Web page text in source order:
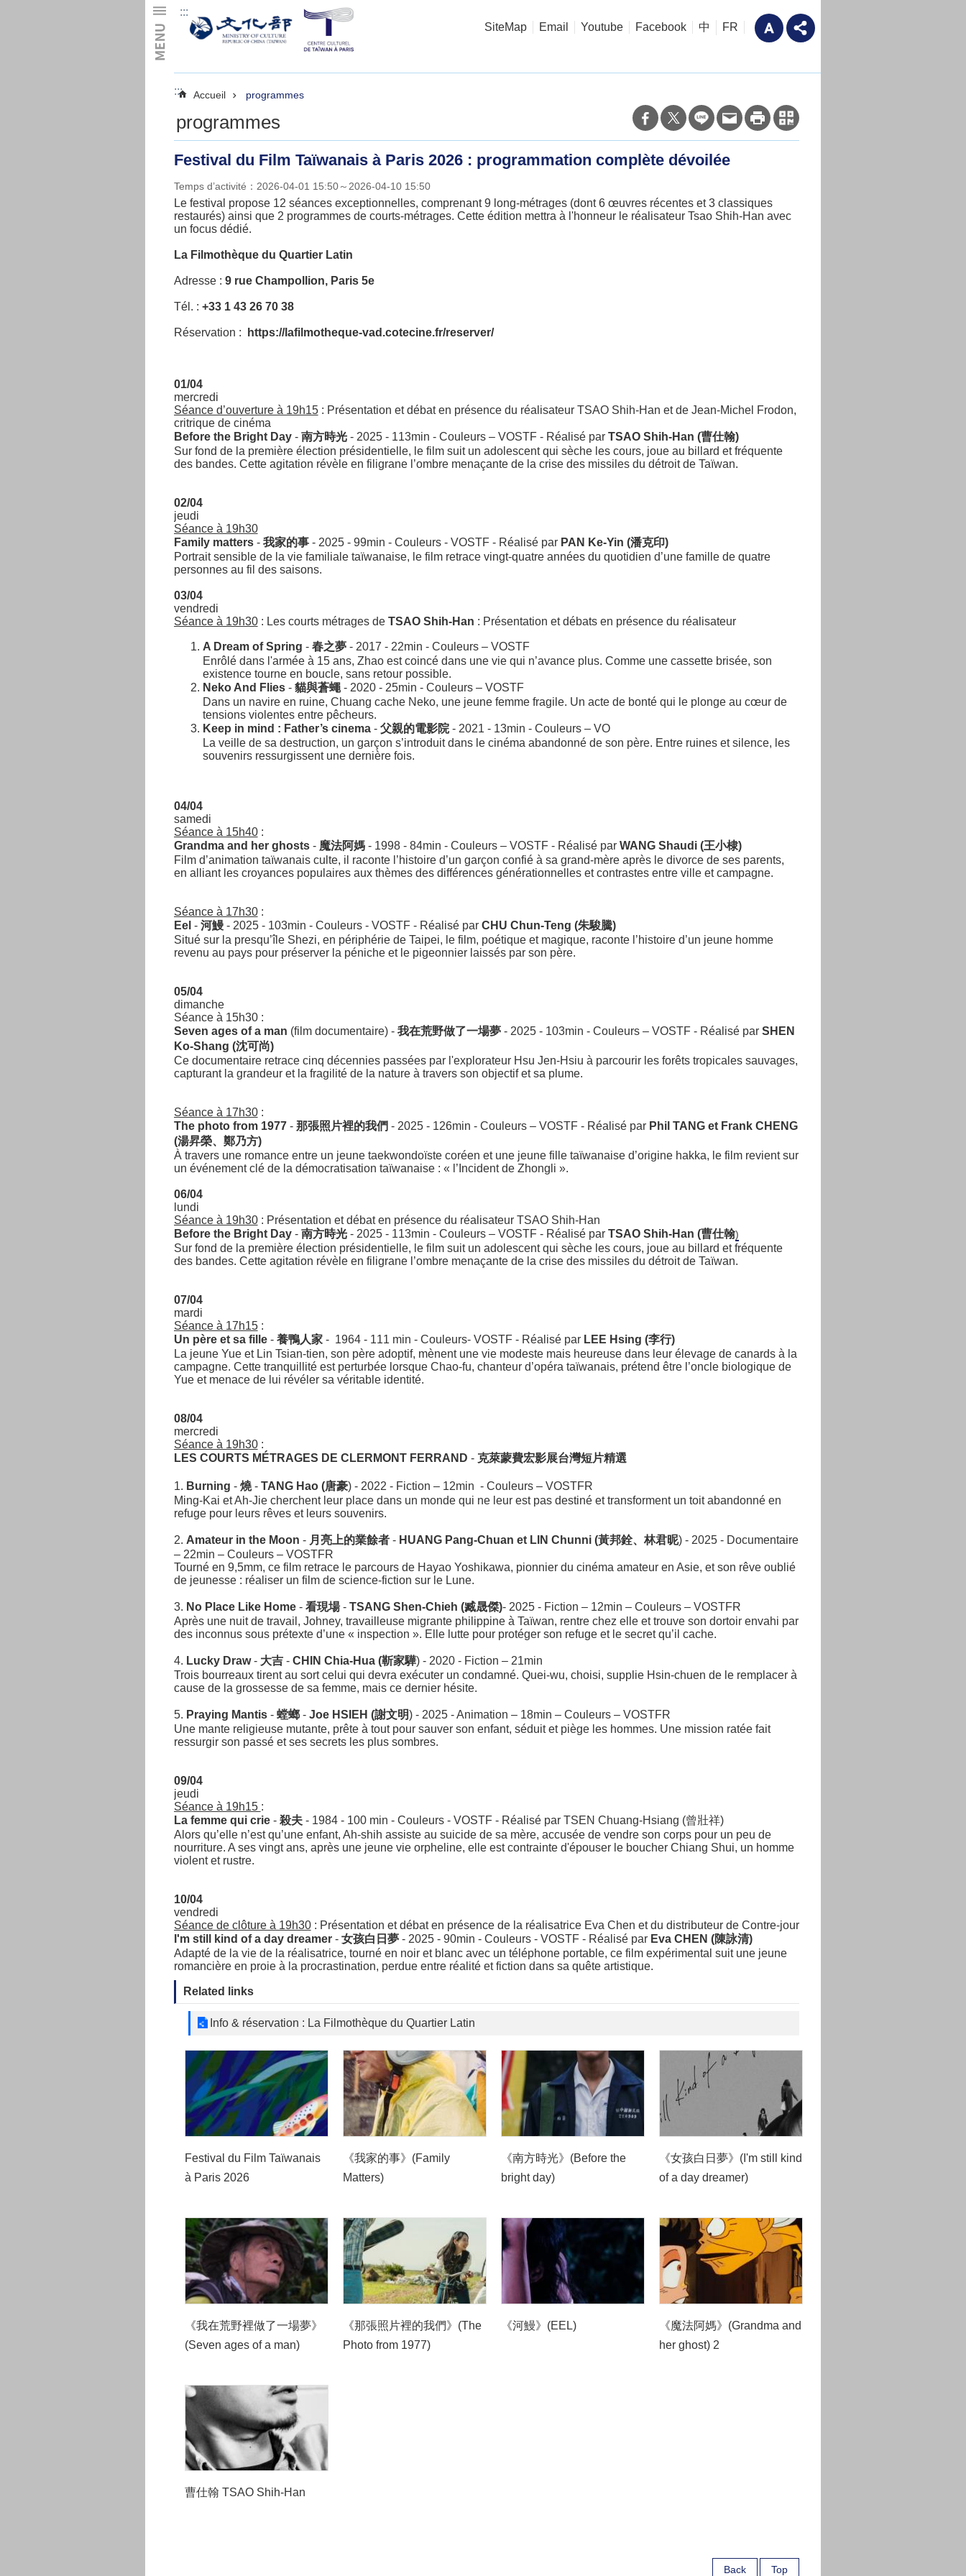
:::
SiteMap
Email Youtube Facebook 中 FR
::: Accueil programmes
programmes
Festival du Film Taïwanais à Paris 2026 : programmation complète dévoilée
Temps d’activité：2026-04-01 15:50～2026-04-10 15:50
Le festival propose 12 séances exceptionnelles, comprenant 9 long-métrages (dont 6 œuvres récentes et 3 classiques
restaurés) ainsi que 2 programmes de courts-métrages. Cette édition mettra à l'honneur le réalisateur Tsao Shih-Han avec
un focus dédié.
La Filmothèque du Quartier Latin
Adresse : 9 rue Champollion, Paris 5e
Tél. : +33 1 43 26 70 38
Réservation : https://lafilmotheque-vad.cotecine.fr/reserver/
01/04
mercredi
Séance d’ouverture à 19h15: Présentation et débat en présence du réalisateur TSAO Shih-Han et de Jean-Michel Frodon,
critrique de cinéma
Before the Bright Day- 南方時光- 2025 - 113min - Couleurs – VOSTF - Réalisé parTSAO Shih-Han (曹仕翰)
Sur fond de la première élection présidentielle, le film suit un adolescent qui sèche les cours, joue au billard et fréquente
des bandes. Cette agitation révèle en filigrane l’ombre menaçante de la crise des missiles du détroit de Taïwan.
02/04
jeudi
Séance à 19h30
Family matters- 我家的事- 2025 - 99min - Couleurs - VOSTF - Réalisé par PAN Ke-Yin (潘克印)
Portrait sensible de la vie familiale taïwanaise, le film retrace vingt-quatre années du quotidien d’une famille de quatre
personnes au fil des saisons.
03/04
vendredi
Séance à 19h30: Les courts métrages de TSAO Shih-Han : Présentation et débats en présence du réalisateur
A Dream of Spring - 春之夢- 2017 - 22min - Couleurs – VOSTF
Enrôlé dans l'armée à 15 ans, Zhao est coincé dans une vie qui n’avance plus. Comme une cassette brisée, son
existence tourne en boucle, sans retour possible.
Neko And Flies- 貓與蒼蠅- 2020 - 25min - Couleurs – VOSTF
Dans un navire en ruine, Chuang cache Neko, une jeune femme fragile. Un acte de bonté qui le plonge au cœur de
tensions violentes entre pêcheurs.
Keep in mind : Father’s cinema- 父親的電影院- 2021 - 13min - Couleurs – VO
La veille de sa destruction, un garçon s’introduit dans le cinéma abandonné de son père. Entre ruines et silence, les
souvenirs ressurgissent une dernière fois.
04/04
samedi
Séance à 15h40:
Grandma and her ghosts- 魔法阿媽- 1998 - 84min - Couleurs – VOSTF - Réalisé par WANG Shaudi (王小棣)
Film d’animation taïwanais culte, il raconte l’histoire d’un garçon confié à sa grand-mère après le divorce de ses parents,
en alliant les croyances populaires aux thèmes des différences générationnelles et contrastes entre ville et campagne.
Séance à 17h30:
Eel - 河鰻- 2025 - 103min - Couleurs - VOSTF - Réalisé par CHU Chun-Teng (朱駿騰)
Situé sur la presqu’île Shezi, en périphérie de Taipei, le film, poétique et magique, raconte l’histoire d’un jeune homme
revenu au pays pour préserver la péniche et le pigeonnier laissés par son père.
05/04
dimanche
Séance à 15h30 :
Seven ages of a man (film documentaire) - 我在荒野做了一場夢- 2025 - 103min - Couleurs – VOSTF - Réalisé par SHEN
Ko-Shang (沈可尚)
Ce documentaire retrace cinq décennies passées par l'explorateur Hsu Jen-Hsiu à parcourir les forêts tropicales sauvages,
capturant la grandeur et la fragilité de la nature à travers son objectif et sa plume.
Séance à 17h30:
The photo from 1977- 那張照片裡的我們 - 2025 - 126min - Couleurs – VOSTF - Réalisé par Phil TANG et Frank CHENG
(湯昇榮、鄭乃方)
À travers une romance entre un jeune taekwondoïste coréen et une jeune fille taïwanaise d’origine hakka, le film revient sur
un événement clé de la démocratisation taïwanaise : « l’Incident de Zhongli ».
06/04
lundi
Séance à 19h30: Présentation et débat en présence du réalisateur TSAO Shih-Han
Before the Bright Day- 南方時光- 2025 - 113min - Couleurs – VOSTF - Réalisé par TSAO Shih-Han (曹仕翰)
Sur fond de la première élection présidentielle, le film suit un adolescent qui sèche les cours, joue au billard et fréquente
des bandes. Cette agitation révèle en filigrane l’ombre menaçante de la crise des missiles du détroit de Taïwan.
07/04
mardi
Séance à 17h15:
Un père et sa fille- 養鴨人家- 1964 - 111 min - Couleurs- VOSTF - Réalisé par LEE Hsing (李行)
La jeune Yue et Lin Tsian-tien, son père adoptif, mènent une vie modeste mais heureuse dans leur élevage de canards à la
campagne. Cette tranquillité est perturbée lorsque Chao-fu, chanteur d’opéra taïwanais, prétend être l’oncle biologique de
Yue et menace de lui révéler sa véritable identité.
08/04
mercredi
Séance à 19h30:
LES COURTS MÉTRAGES DE CLERMONT FERRAND - 克萊蒙費宏影展台灣短片精選
1. Burning - 燒- TANG Hao (唐豪) - 2022 - Fiction – 12min - Couleurs – VOSTFR
Ming-Kai et Ah-Jie cherchent leur place dans un monde qui ne leur est pas destiné et transforment un toit abandonné en
refuge pour leurs rêves et leurs souvenirs.
2. Amateur in the Moon - 月亮上的業餘者- HUANG Pang-Chuan et LIN Chunni (黃邦銓、林君昵) - 2025 - Documentaire
– 22min – Couleurs – VOSTFR
Tourné en 9,5mm, ce film retrace le parcours de Hayao Yoshikawa, pionnier du cinéma amateur en Asie, et son rêve oublié
de jeunesse : réaliser un film de science-fiction sur le Lune.
3. No Place Like Home- 看現場- TSANG Shen-Chieh (臧晟傑)- 2025 - Fiction – 12min – Couleurs – VOSTFR
Après une nuit de travail, Johney, travailleuse migrante philippine à Taïwan, rentre chez elle et trouve son dortoir envahi par
des inconnus sous prétexte d’une « inspection ». Elle lutte pour protéger son refuge et le secret qu’il cache.
4. Lucky Draw- 大吉- CHIN Chia-Hua (靳家驊) - 2020 - Fiction – 21min
Trois bourreaux tirent au sort celui qui devra exécuter un condamné. Quei-wu, choisi, supplie Hsin-chuen de le remplacer à
cause de la grossesse de sa femme, mais ce dernier hésite.
5. Praying Mantis- 螳螂- Joe HSIEH (謝文明) - 2025 - Animation – 18min – Couleurs – VOSTFR
Une mante religieuse mutante, prête à tout pour sauver son enfant, séduit et piège les hommes. Une mission ratée fait
ressurgir son passé et ses secrets les plus sombres.
09/04
jeudi
Séance à 19h15 :
La femme qui crie- 殺夫- 1984 - 100 min - Couleurs - VOSTF - Réalisé par TSEN Chuang-Hsiang (曾壯祥)
Alors qu’elle n’est qu’une enfant, Ah-shih assiste au suicide de sa mère, accusée de vendre son corps pour un peu de
nourriture. A ses vingt ans, après une jeune vie orpheline, elle est contrainte d'épouser le boucher Chiang Shui, un homme
violent et rustre.
10/04
vendredi
Séance de clôture à 19h30: Présentation et débat en présence de la réalisatrice Eva Chen et du distributeur de Contre-jour
I'm still kind of a day dreamer- 女孩白日夢- 2025 - 90min - Couleurs - VOSTF - Réalisé parEva CHEN (陳詠清)
Adapté de la vie de la réalisatrice, tourné en noir et blanc avec un téléphone portable, ce film expérimental suit une jeune
romancière en proie à la procrastination, perdue entre réalité et fiction dans sa quête artistique.
Related links
Info & réservation : La Filmothèque du Quartier Latin
Festival du Film Taïwanais
à Paris 2026
《我家的事》(Family
Matters)
《南方時光》(Before the
bright day)
《女孩白日夢》(I'm still kind
of a day dreamer)
《我在荒野裡做了一場夢》
(Seven ages of a man)
《那張照片裡的我們》(The
Photo from 1977)
《河鰻》(EEL)
《魔法阿媽》(Grandma and
her ghost) 2
曹仕翰 TSAO Shih-Han
Back Top